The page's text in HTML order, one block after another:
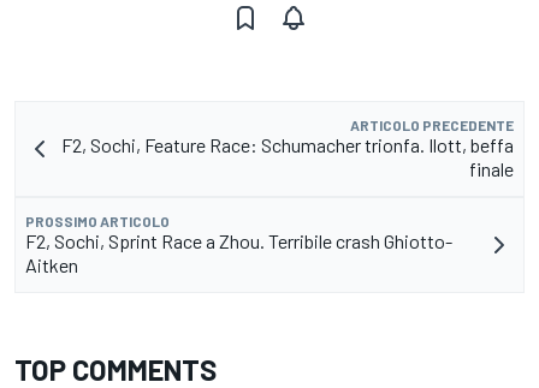
ARTICOLO PRECEDENTE
F2, Sochi, Feature Race: Schumacher trionfa. Ilott, beffa
finale
PROSSIMO ARTICOLO
F2, Sochi, Sprint Race a Zhou. Terribile crash Ghiotto-
Aitken
TOP COMMENTS